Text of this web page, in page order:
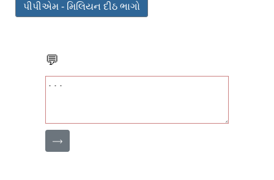
પીપીએમ - મિલિયન દીઠ ભાગો
💬
⟶